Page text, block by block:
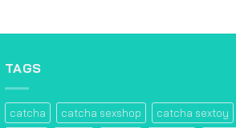
TAGS
catcha catcha sexshop catcha sextoy